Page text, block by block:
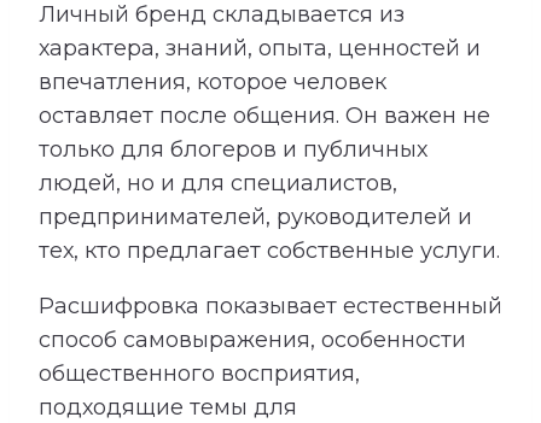
Личный бренд складывается из
характера, знаний, опыта, ценностей и
впечатления, которое человек
оставляет после общения. Он важен не
только для блогеров и публичных
людей, но и для специалистов,
предпринимателей, руководителей и
тех, кто предлагает собственные услуги.
Расшифровка показывает естественный
способ самовыражения, особенности
общественного восприятия,
подходящие темы для